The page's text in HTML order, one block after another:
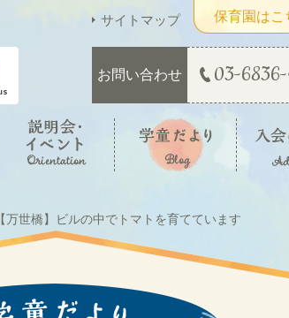
サイトマップ 保育園はこ
お問い合わせ 03-6836-
【万世橋】ビルの中でトマトを育てています